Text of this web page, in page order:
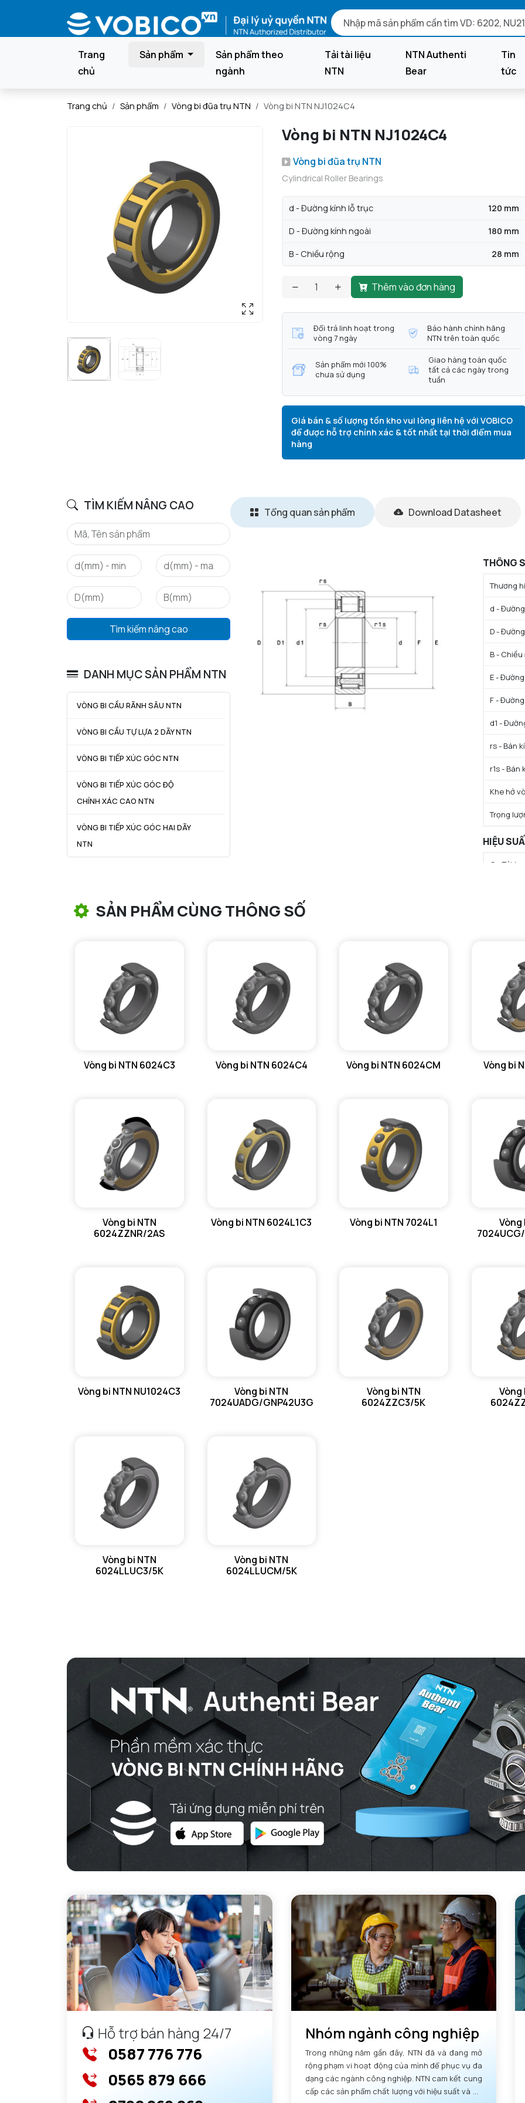
Trang
chủ
Sản phẩm
Sản phẩm theo
ngành
Tải tài liệu
NTN
NTN Authenti
Bear
Tin
tức
Trang chủ Sản phẩm Vòng bi đũa trụ NTN Vòng bi NTN NJ1024C4
Vòng bi NTN NJ1024C4
Vòng bi đũa trụ NTN
Cylindrical Roller Bearings
d - Đường kính lỗ trục 120 mm
D - Đường kính ngoài 180 mm
B - Chiều rộng 28 mm
Thêm vào đơn hàng
Đổi trả linh hoạt trong
vòng 7 ngày
Bảo hành chính hãng
NTN trên toàn quốc
Sản phẩm mới 100%
chưa sử dụng
Giao hàng toàn quốc
tất cả các ngày trong
tuần
Giá bán & số lượng tồn kho vui lòng liên hệ với VOBICO
để được hỗ trợ chính xác & tốt nhất tại thời điểm mua
hàng
TÌM KIẾM NÂNG CAO
Tìm kiếm nâng cao
DANH MỤC SẢN PHẨM NTN
VÒNG BI CẦU RÃNH SÂU NTN
VÒNG BI CẦU TỰ LỰA 2 DÃY NTN
VÒNG BI TIẾP XÚC GÓC NTN
VÒNG BI TIẾP XÚC GÓC ĐỘ
CHÍNH XÁC CAO NTN
VÒNG BI TIẾP XÚC GÓC HAI DÃY
NTN
VÒNG BI ĐŨA TRỤ NTN
VÒNG BI KIM NTN
VÒNG BI CHẶN TRỤC NTN
GỐI ĐỠ NTN
PHỤ KIỆN NTN
MÁY GIA NHIỆT NTN
Tổng quan sản phẩm Download Datasheet
THÔNG
Thương
d -
D -
B - Chiều
E -
F -
d1 -
rs - Bán
r1s -
Khe hở
Trọng
HIỆU
C - Tải
Tmin -
Tmax -
GIỚI HẠN
da max
Da max
ra max -
SẢN PHẨM CÙNG THÔNG SỐ
Vòng bi NTN 6024C3 Vòng bi NTN 6024C4 Vòng bi NTN 6024CM Vòng bi
Vòng bi NTN
6024ZZNR/2AS
Vòng bi NTN 6024L1C3 Vòng bi NTN 7024L1
Vòng
Vòng bi NTN NU1024C3
Vòng bi NTN
7024UADG/GNP42U3G
Vòng bi NTN
6024ZZC3/5K
Vòng
Vòng bi NTN
6024LLUC3/5K
Vòng bi NTN
6024LLUCM/5K
Hỗ trợ bán hàng 24/7
0587 776 776
0565 879 666
Nhóm ngành công nghiệp
Trong những năm gần đây, NTN đã và đang mở
rộng phạm vi hoạt động của mình để phục vụ đa
dạng các ngành công nghiệp. NTN cam kết cung
cấp các sản phẩm chất lượng với hiệu suất và độ